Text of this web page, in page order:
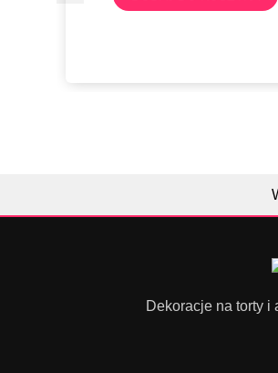
Dekoracje na torty i